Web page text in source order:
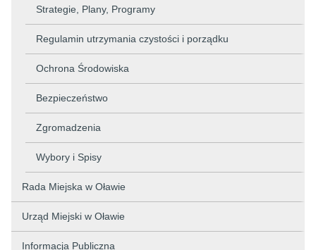
Strategie, Plany, Programy
Regulamin utrzymania czystości i porządku
Ochrona Środowiska
Bezpieczeństwo
Zgromadzenia
Wybory i Spisy
Rada Miejska w Oławie
Urząd Miejski w Oławie
Informacja Publiczna